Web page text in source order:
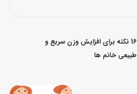
16 نکته برای افزایش وزن سریع و
طبیعی خانم ها